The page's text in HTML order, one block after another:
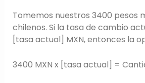
Tomemos nuestros 3400 pesos
chilenos. Si la tasa de cambio
[tasa actual] MXN, entonces la
3400 MXN x [tasa actual] =